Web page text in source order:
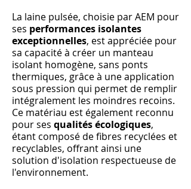
La laine pulsée, choisie par AEM pour
ses performances isolantes
exceptionnelles, est appréciée pour
sa capacité à créer un manteau
isolant homogène, sans ponts
thermiques, grâce à une application
sous pression qui permet de remplir
intégralement les moindres recoins.
Ce matériau est également reconnu
pour ses qualités écologiques,
étant composé de fibres recyclées et
recyclables, offrant ainsi une
solution d'isolation respectueuse de
l'environnement.